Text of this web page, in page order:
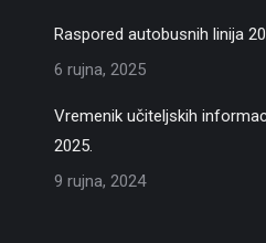
Raspored autobusnih linija
6 rujna, 2025
Vremenik učiteljskih
2025.
9 rujna, 2024